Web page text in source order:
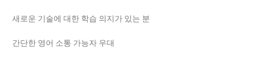
새로운 기술에 대한 학습 의지가 있는 분
간단한 영어 소통 가능자 우대